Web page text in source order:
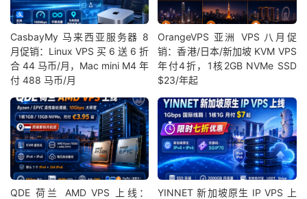
CasbayMy 马来西亚服务器 8
月促销：Linux VPS 买 6 送 6 折
合 44 马币/月，Mac mini M4 年
付 488 马币/月
OrangeVPS 亚洲 VPS 八月促
销：香港/日本/新加坡 KVM VPS
年付4折，1核2GB NVMe SSD
$23/年起
QDE 荷兰 AMD VPS 上线：
YINNET 新加坡原生 IP VPS 上